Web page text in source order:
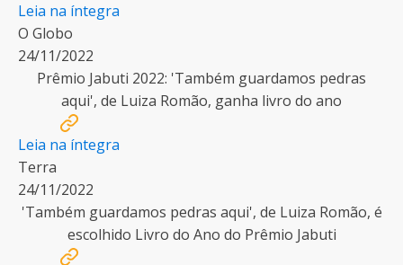
Leia na íntegra
O Globo
24/11/2022
Prêmio Jabuti 2022: 'Também guardamos pedras
aqui', de Luiza Romão, ganha livro do ano
Leia na íntegra
Terra
24/11/2022
'Também guardamos pedras aqui', de Luiza Romão, é
escolhido Livro do Ano do Prêmio Jabuti